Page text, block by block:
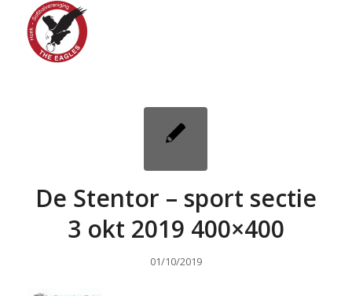
De Stentor – sport sectie
3 okt 2019 400×400
01/10/2019